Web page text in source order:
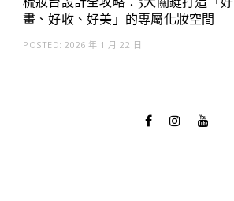
畫、好收、好美」的專屬化妝空間
POSTED:2026 年 1 月 22 日